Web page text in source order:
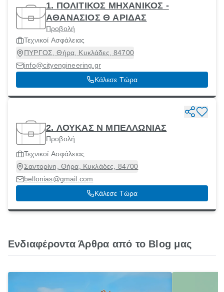
1. ΠΟΛΙΤΙΚΟΣ ΜΗΧΑΝΙΚΟΣ -
ΑΘΑΝΑΣΙΟΣ Θ ΑΡΙΔΑΣ
Προβολή
Τεχνικοί Ασφάλειας
ΠΥΡΓΟΣ, Θήρα, Κυκλάδες, 84700
info@cityengineering.gr
Κάλεσε Τώρα
2. ΛΟΥΚΑΣ Ν ΜΠΕΛΛΩΝΙΑΣ
Προβολή
Τεχνικοί Ασφάλειας
Σαντορίνη, Θήρα, Κυκλάδες, 84700
bellonias@gmail.com
Κάλεσε Τώρα
Ενδιαφέροντα Άρθρα από το Blog μας